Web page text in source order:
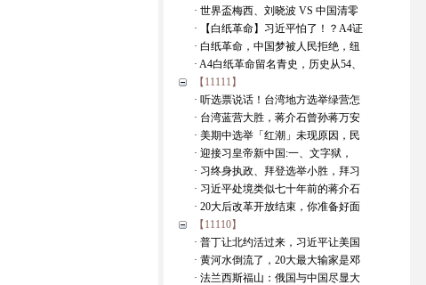
· 世界盃梅西、刘晓波 VS 中国清零
· 【白纸革命】习近平怕了！？A4证
· 白纸革命，中国梦被人民拒绝，纽
· A4白纸革命留名青史，历史从54、
【11111】
· 听选票说话！台湾地方选举绿营怎
· 台湾蓝营大胜，蒋介石曾孙蒋万安
· 美期中选举「红潮」未现原因，民
· 迎接习皇帝新中国:一、文字狱，
· 习终身执政、拜登选举小胜，拜习
· 习近平处境类似七十年前的蒋介石
· 20大后改革开放结束，你准备好面
【11110】
· 普丁让北约活过来，习近平让美国
· 黄河水倒流了，20大最大输家是邓
· 法兰西斯福山：俄国与中国尽显大